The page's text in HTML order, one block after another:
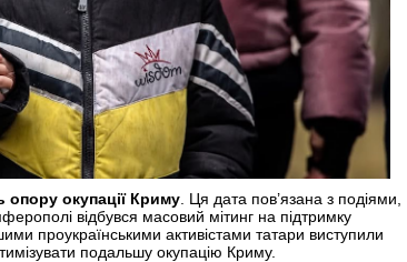
опору окупації Криму . Ця дата пов’язана з подіями,
відбувся масовий мітинг на підтримку
проукраїнськими активістами татари виступили
подальшу окупацію Криму.